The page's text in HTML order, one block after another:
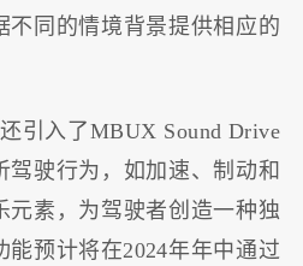
不同的情境背景提供相应的
引入了MBUX Sound Drive
驾驶行为，如加速、制动和
元素，为驾驶者创造一种独
能预计将在2024年年中通过